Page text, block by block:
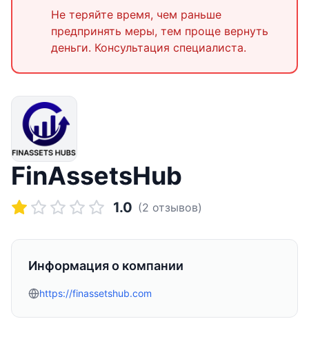
Не теряйте время, чем раньше
предпринять меры, тем проще вернуть
деньги. Консультация специалиста.
FinAssetsHub
1.0 (2 отзывов)
Информация о компании
https://finassetshub.com